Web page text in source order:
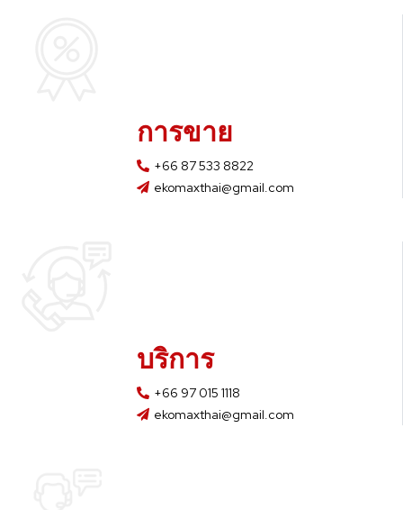
การขาย
+66 87 533 8822
ekomaxthai@gmail.com
บริการ
+66 97 015 1118
ekomaxthai@gmail.com